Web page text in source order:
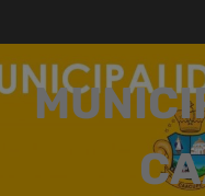
contenido